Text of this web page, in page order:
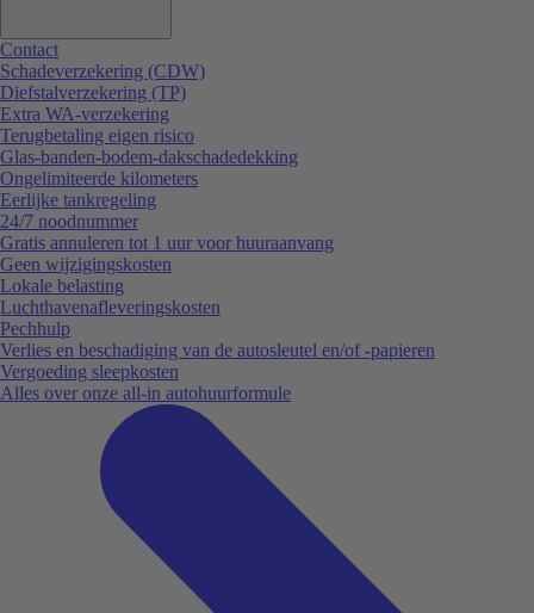
Contact
Schadeverzekering (CDW)
Diefstalverzekering (TP)
Extra WA-verzekering
Terugbetaling eigen risico
Glas-banden-bodem-dakschadedekking
Ongelimiteerde kilometers
Eerlijke tankregeling
24/7 noodnummer
Gratis annuleren tot 1 uur voor huuraanvang
Geen wijzigingskosten
Lokale belasting
Luchthavenafleveringskosten
Pechhulp
Verlies en beschadiging van de autosleutel en/of -papieren
Vergoeding sleepkosten
Alles over onze all-in autohuurformule